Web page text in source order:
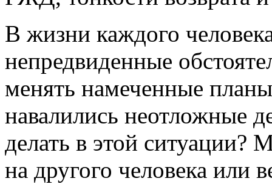
В жизни каждого
непредвиденные
менять намеченные
навалились неотложные
делать в этой
на другого человека или